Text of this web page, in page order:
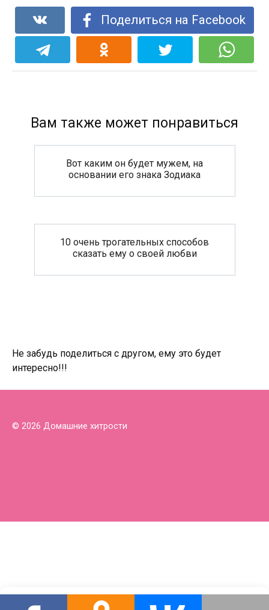
Поделиться на Facebook
Вам также может понравиться
Вот каким он будет мужем, на
основании его знака Зодиака
10 очень трогательных способов
сказать ему о своей любви
Не забудь поделиться с другом, ему это будет
интересно!!!
© 2026 Домашние хитрости
Этот сайт использует cookie для хранения данных. Продолжая